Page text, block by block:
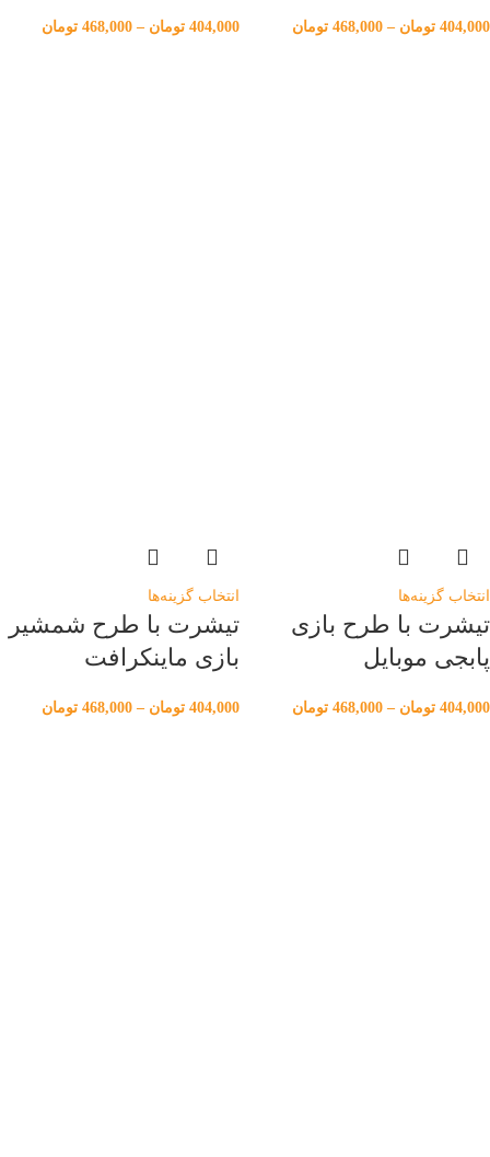
404,000 تومان –
468,000 تومان 404,000 تومان –
468,000 تومان
انتخاب گزینه‌ها
تیشرت با طرح بازی
پابجی موبایل
404,000 تومان –
468,000 تومان
انتخاب گزینه‌ها
تیشرت با طرح شمشیر
بازی ماینکرافت
404,000 تومان –
468,000 تومان